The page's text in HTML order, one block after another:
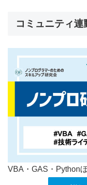
コミュニティ
VBA・GAS・Python